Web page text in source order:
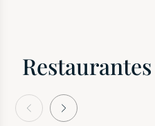
Siguiente